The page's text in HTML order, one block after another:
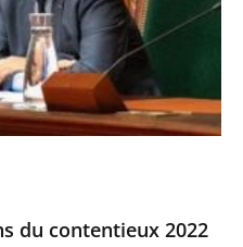
du contentieux 2022